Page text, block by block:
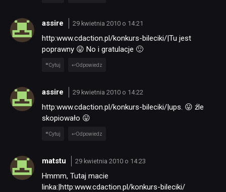
PUBLICYSTYKA
KULTURA
TECHNOLOGIE
JUŻ GRALIŚMY
assire 29 kwietnia 2010 o 14:21
http:www.cdaction.pl/konkurs-bileciki/|Tu jest
poprawny 😛 No i gratulacje 🙂
Cytuj Odpowiedz
assire 29 kwietnia 2010 o 14:22
http:www.cdaction.pl/konkurs-bileciki/|ups. 😛 źle
skopiowało 😛
Cytuj Odpowiedz
matstu 29 kwietnia 2010 o 14:23
Hmmm, Tutaj macie
linka:|http:www.cdaction.pl/konkurs-bileciki/